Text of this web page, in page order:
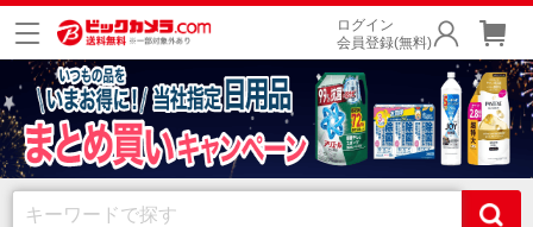
ログイン
会員登録(無料)